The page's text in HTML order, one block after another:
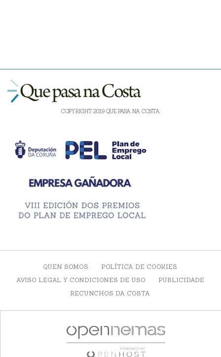
COPYRIGHT 2019 QUE PASA NA COSTA
QUEN SOMOS
POLÍTICA DE COOKIES
AVISO LEGAL Y CONDICIONES DE USO
PUBLICIDADE
RECUNCHOS DA COSTA